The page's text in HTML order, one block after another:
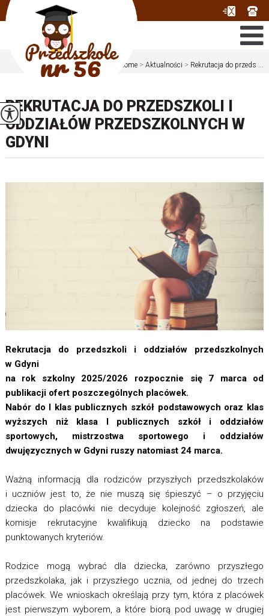
Jesteś tutaj: Home > Aktualności > Rekrutacja do przeds ...
REKRUTACJA DO PRZEDSZKOLI I
ODDZIAŁÓW PRZEDSZKOLNYCH W
GDYNI
Rekrutacja do przedszkoli i oddziałów przedszkolnych
w Gdyni
na rok szkolny 2025/2026 rozpocznie się 7 marca od
publikacji ofert poszczególnych placówek.
Nabór do I klas publicznych szkół podstawowych oraz klas
wyższych niż klasa I publicznych szkół i oddziałów
sportowych, mistrzostwa sportowego i oddziałów
dwujęzycznych w Gdyni ruszy natomiast 24 marca.
Ważną informacją dla rodziców przyszłych przedszkolaków
i uczniów jest to, że nie muszą się śpieszyć – o przyjęciu
dziecka do placówki nie decyduje kolejność zgłoszeń, ale
komisje rekrutacyjne kwalifikują dziecko na podstawie
punktowanych kryteriów.
Rodzice mogą wybrać dla dziecka, zarówno przyszłego
przedszkolaka, jak i przyszłego ucznia, od jednej do trzech
placówek. We wnioskach określają przy tym, która z placówek
jest pierwszym wyborem, a które biorą pod uwagę w drugiej